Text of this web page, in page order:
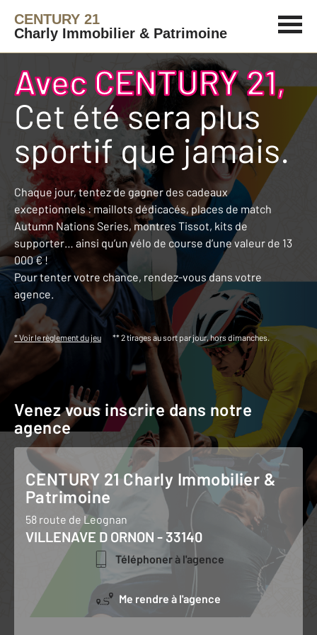
CENTURY 21
Charly Immobilier & Patrimoine
Avec CENTURY 21,
Cet été sera plus
sportif que jamais.
Chaque jour, tentez de gagner des cadeaux
exceptionnels : maillots dédicacés, places de match
Autumn Nations Series, montres Tissot, kits de
supporter… ainsi qu’un vélo de course d’une valeur de 13
000 € !
Pour tenter votre chance, rendez-vous dans votre
agence.
* Voir le règlement du jeu ** 2 tirages au sort par jour, hors dimanches.
Venez vous inscrire dans notre
agence
CENTURY 21 Charly Immobilier &
Patrimoine
58 route de Leognan
VILLENAVE D ORNON - 33140
Téléphoner à l'agence
Me rendre à l'agence